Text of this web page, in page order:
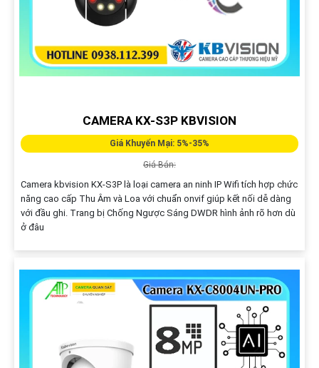
CAMERA KX-S3P KBVISION
Giá Khuyến Mại: 5%-35%
Giá Bán:
Camera kbvision KX-S3P là loại camera an ninh IP Wifi tích hợp chức
năng cao cấp Thu Âm và Loa với chuẩn onvif giúp kết nối dễ dàng
với đầu ghi. Trang bị Chống Ngược Sáng DWDR hình ảnh rõ hơn dù
ở đâu